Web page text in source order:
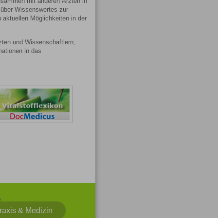
Wissenswertes zur
aktuellen Möglichkeiten in der
und Wissenschaftlern,
in das
vCard
& Medizin